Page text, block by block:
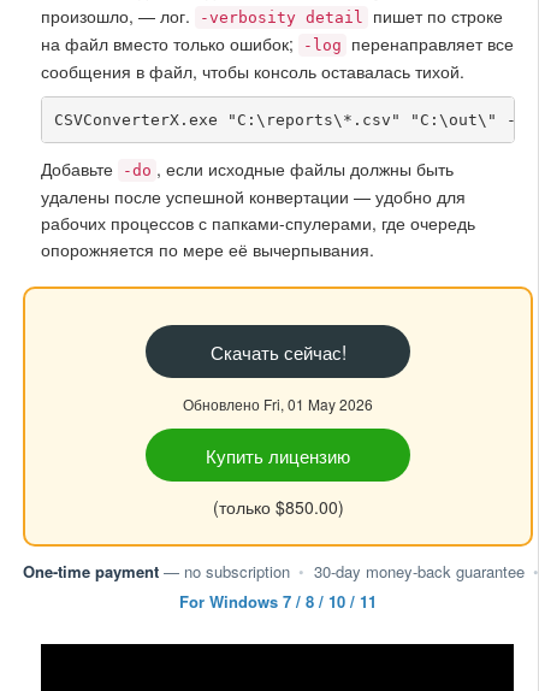
произошло, — лог.
-verbosity detail
пишет по строке
на файл вместо только ошибок;
-log
перенаправляет все
сообщения в файл, чтобы консоль оставалась тихой.
CSVConverterX.exe "C:\reports\*.csv" "C:\out\" -
Добавьте -do , если исходные файлы должны быть
удалены после успешной конвертации — удобно для
рабочих процессов с папками-спулерами, где очередь
опорожняется по мере её вычерпывания.
Скачать сейчас!
Обновлено Fri, 01 May 2026
Купить лицензию
(только $850.00)
One-time payment — no subscription • 30-day money-back guarantee •
For Windows 7 / 8 / 10 / 11